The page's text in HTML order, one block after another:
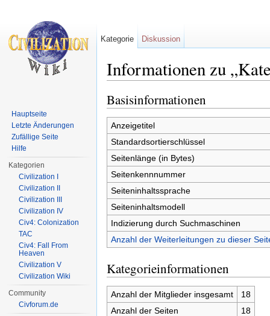
Informationen zu
Basisinformationen
Anzeigetitel
Standardsortierschlüssel
Seitenlänge (in Bytes)
Seitenkennnummer
Seiteninhaltssprache
Seiteninhaltsmodell
Indizierung durch Suchmaschinen
Anzahl der Weiterleitungen zu dieser
Kategorieinformationen
Anzahl der Mitglieder insgesamt
18
Anzahl der Seiten
18
Kategorie Diskussion
Hauptseite
Letzte Änderungen
Zufällige Seite
Hilfe
Kategorien
Civilization I
Civilization II
Civilization III
Civilization IV
Civ4: Colonization
TAC
Civ4: Fall From
Heaven
Civilization V
Civilization Wiki
Community
Civforum.de